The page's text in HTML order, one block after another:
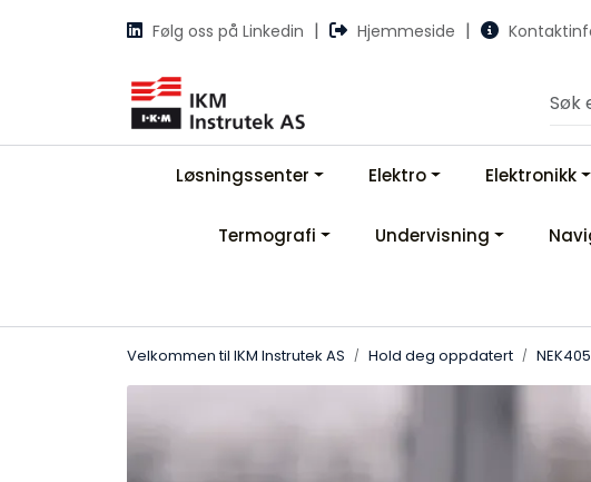
Følg oss på Linkedin | Hjemmeside |
Løsningssenter Elektro Elektronikk
Termografi Undervisning
Velkommen til IKM Instrutek AS Hold deg oppdatert